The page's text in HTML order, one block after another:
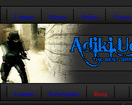
Главная Форум Файлы Статьи
Главная Регистрация Вход